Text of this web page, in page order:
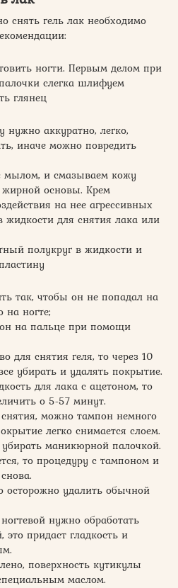
снять гель лак необходимо
ногти. Первым делом при
слегка шлифуем
глянец
нужно аккуратно, легко,
иначе можно повредить
мылом, и смазываем кожу
жирной основы. Крем
на нее агрессивных
жидкости для снятия лака или
полукруг в жидкости и
так, чтобы он не попадал на
на ногте;
на пальце при помощи
для снятия геля, то через 10
убирать и удалять покрытие.
для лака с ацетоном, то
о 5-57 минут.
можно тампон немного
легко снимается слоем.
маникюрной палочкой.
то процедуру с тампоном и
удалить обычной
нужно обработать
придаст гладкость и
поверхность кутикулы
маслом.